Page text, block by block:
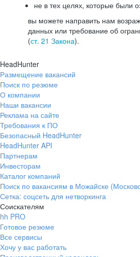
не в тех целях, которые были
вы можете направить нам
данных или требование об
(ст. 21 Закона).
HeadHunter
Размещение вакансий
Поиск по резюме
О компании
Наши вакансии
Реклама на сайте
Требования к ПО
Безопасный HeadHunter
HeadHunter API
Партнерам
Инвесторам
Каталог компаний
Поиск по вакансиям в Можайске
Сетка: соцсеть для нетворкинга
Соискателям
hh PRO
Готовое резюме
Все сервисы
Хочу у вас работать